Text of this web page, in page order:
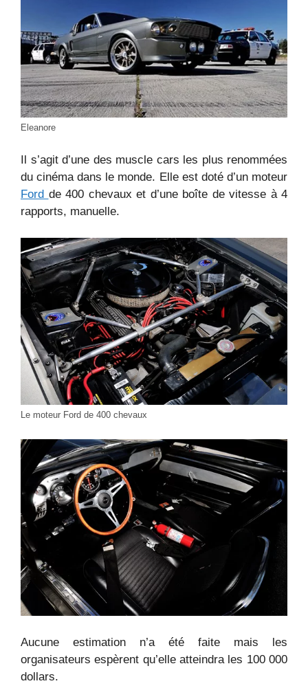
Eleanore
Il s’agit d’une des muscle cars les plus renommées
du cinéma dans le monde. Elle est doté d’un moteur
Ford de 400 chevaux et d’une boîte de vitesse à 4
rapports, manuelle.
Le moteur Ford de 400 chevaux
Aucune estimation n’a été faite mais les
organisateurs espèrent qu’elle atteindra les 100 000
dollars.